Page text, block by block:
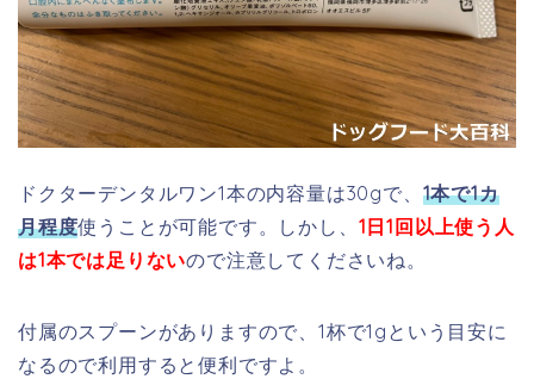
ドクターデンタルワン1本の内容量は30gで、 1本で1カ
月程度使うことが可能です。しかし、 1日1回以上使う人
は1本では足りないので注意してくださいね。
付属のスプーンがありますので、1杯で1gという目安に
なるので利用すると便利ですよ。